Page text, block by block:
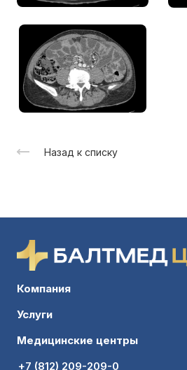
Назад к списку
Компания
Услуги
Медицинские центры
+7 (812) 209-209-0